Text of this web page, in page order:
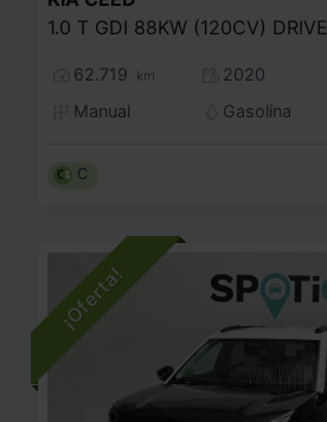
1.0 T GDI 88KW (120CV) DRIVE
62.719 km
2020
Manual
Gasolina
C